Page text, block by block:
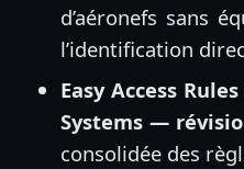
d’aéronefs sans
l’identification
Easy Access
Systems —
consolidée des